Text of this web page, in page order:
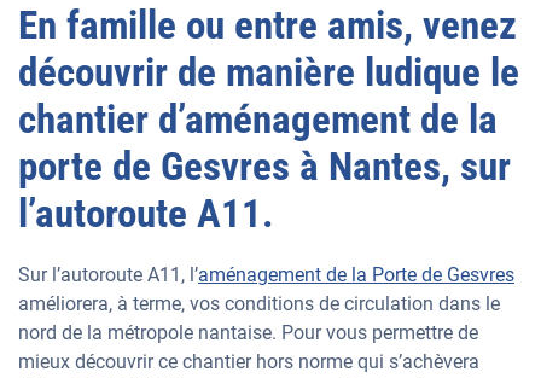
En famille ou entre amis, venez
découvrir de manière ludique le
chantier d’aménagement de la
porte de Gesvres à Nantes, sur
l’autoroute A11.
Sur l’autoroute A11, l’aménagement de la Porte de Gesvres
améliorera, à terme, vos conditions de circulation dans le
nord de la métropole nantaise. Pour vous permettre de
mieux découvrir ce chantier hors norme qui s’achèvera